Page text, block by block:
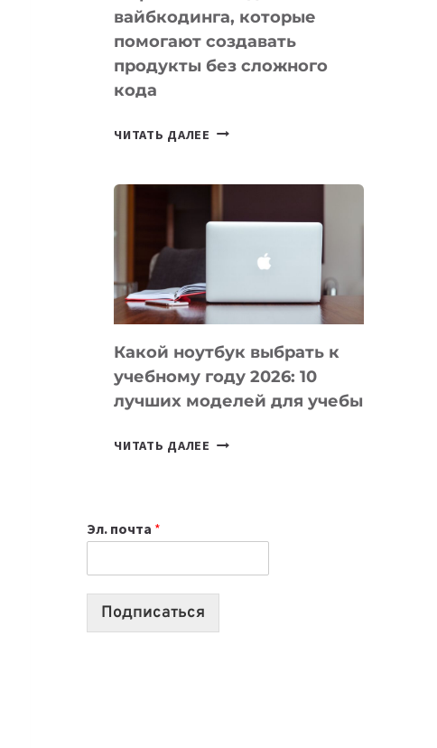
вайбкодинга, которые
помогают создавать
продукты без сложного
кода
ЧИТАТЬ ДАЛЕЕ
КОТОРЫЕ
СОЗДАВАТЬ
БЕЗ
КОДА
Какой ноутбук выбрать к
учебному году 2026: 10
лучших моделей для учебы
ЧИТАТЬ ДАЛЕЕ КАКОЙ
2026:
10
Эл. почта *
Подписаться